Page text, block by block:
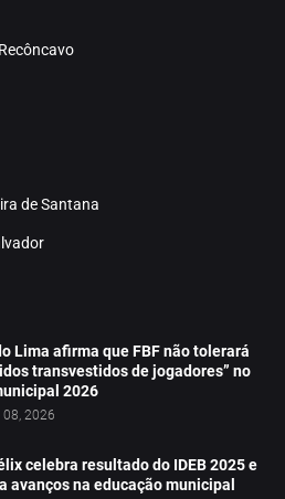
de Santana
Lima afirma que FBF não tolerará
transvestidos de jogadores” no
2026
2026
celebra resultado do IDEB 2025 e
avanços na educação municipal